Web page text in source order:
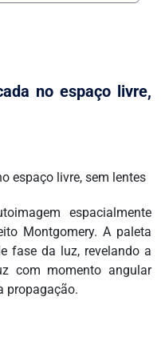
no espaço livre,
espacialmente
Montgomery. A paleta
fase da luz, revelando a
com momento angular
propagação.